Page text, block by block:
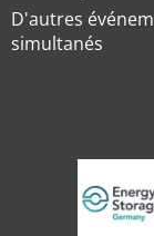
D'autres
simultanés